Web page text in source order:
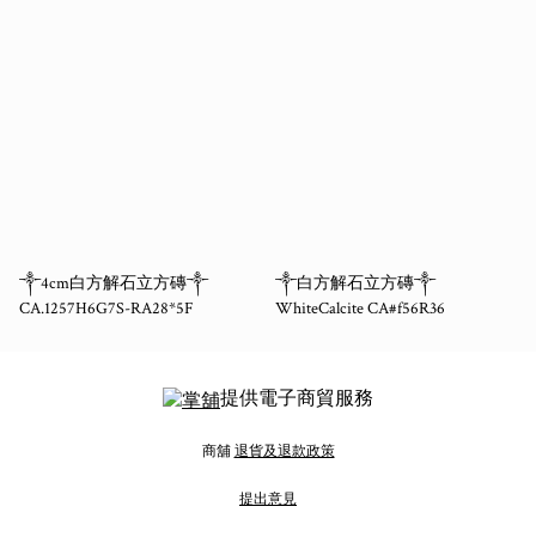
༒4cm白方解石立方磚༒
CA.1257H6G7S-RA28*5F
༒白方解石立方磚༒
WhiteCalcite CA#f56R36
提供電子商貿服務
商舖 退貨及退款政策
提出意見